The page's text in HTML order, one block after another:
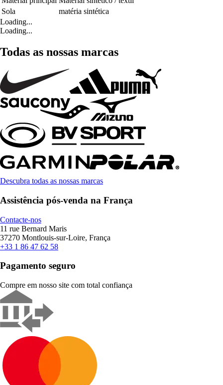
Sola
matéria sintética
Loading...
Loading...
Todas as nossas marcas
Descubra todas as nossas marcas
Assistência pós-venda na França
Contacte-nos
11 rue Bernard Maris
37270 Montlouis-sur-Loire, França
+33 1 86 47 62 58
Pagamento seguro
Compre em nosso site com total confiança